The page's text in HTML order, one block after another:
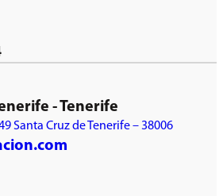
- Tenerife
Santa Cruz de Tenerife – 38006